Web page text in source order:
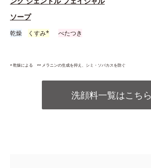
ソープ
乾燥 くすみ* べたつき
* 乾燥による ** メラニンの生成を抑え、シミ・ソバカスを防ぐ
洗顔料一覧はこちら